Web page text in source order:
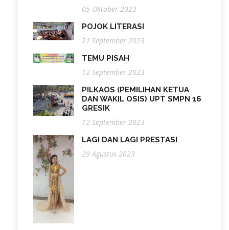
05 Oktober 2023
POJOK LITERASI
21 September 2023
TEMU PISAH
12 September 2023
PILKAOS (PEMILIHAN KETUA
DAN WAKIL OSIS) UPT SMPN 16
GRESIK
12 September 2023
LAGI DAN LAGI PRESTASI
29 Agustus 2023